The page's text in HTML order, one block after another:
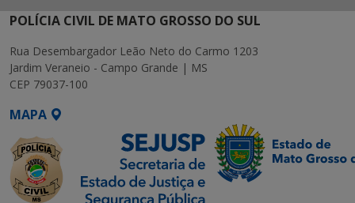
POLÍCIA CIVIL DE MATO GROSSO DO SUL
Rua Desembargador Leão Neto do Carmo 1203
Jardim Veraneio - Campo Grande | MS
CEP 79037-100
MAPA